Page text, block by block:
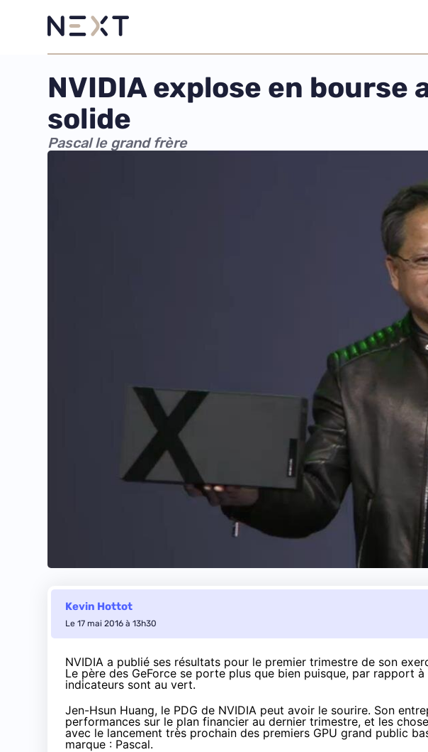
NVIDIA explose en
solide
Pascal le grand frère
Kevin Hottot
Le 17 mai 2016 à 13h30
NVIDIA a publié ses résultats pour le premier trimestre de son
Le père des GeForce se porte plus que bien puisque, par rapport à
indicateurs sont au vert.
Jen-Hsun Huang, le PDG de NVIDIA peut avoir le sourire. Son
performances sur le plan financier au dernier trimestre, et les
avec le lancement très prochain des premiers GPU grand public
marque : Pascal.